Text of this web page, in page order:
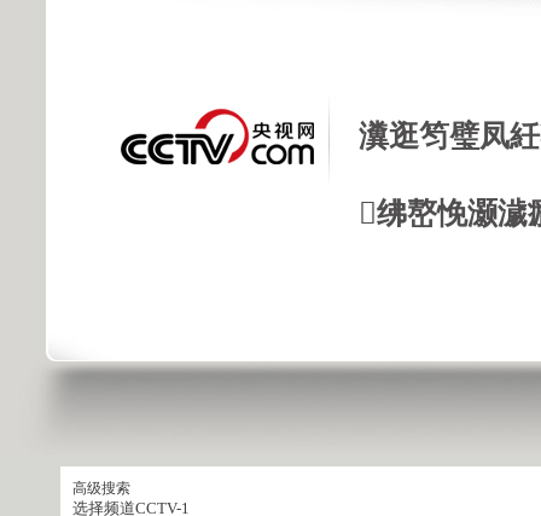
瀵逛笉璧凤
绋嶅悗灏
高级搜索
选择频道CCTV-1